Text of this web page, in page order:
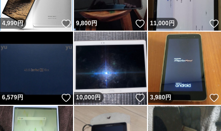
4,990円 いいね！
9,800円 いいね！
11,000円
6,579円 いいね！
10,000円 いいね！
3,980円